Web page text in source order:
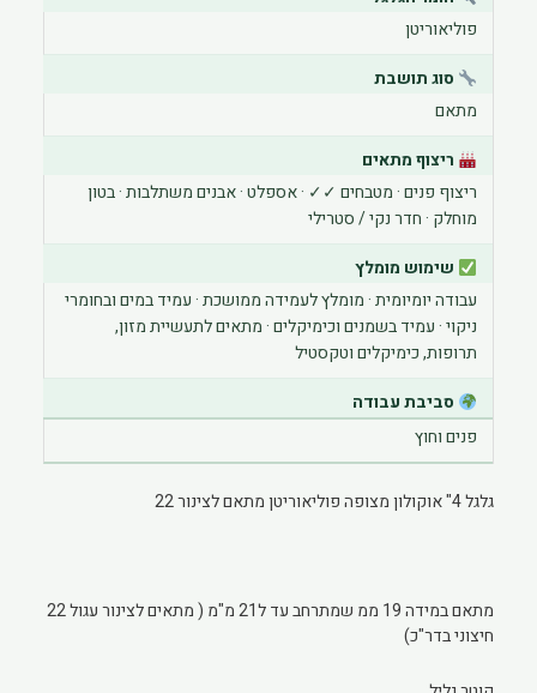
הוסף קו תחתון לקישורים
סמן קישורים
פוליאוריטן
סוג תושבת
מתאם
ריצוף מתאים
ריצוף פנים · מטבחים ✓✓ · אספלט · אבנים משתלבות · בטון
מוחלק · חדר נקי / סטרילי
שימוש מומלץ
עבודה יומיומית · מומלץ לעמידה ממושכת · עמיד במים ובחומרי
ניקוי · עמיד בשמנים וכימיקלים · מתאים לתעשיית מזון,
תרופות, כימיקלים וטקסטיל
סביבת עבודה
פנים וחוץ
גלגל 4" אוקולון מצופה פוליאוריטן מתאם לצינור 22
מתאם במידה 19 ממ שמתרחב עד ל21 מ"מ ( מתאים לצינור עגול 22
חיצוני בדר"כ)